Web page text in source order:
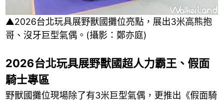
▲2026台北玩具展野獸國攤位亮點，展出3米高熊抱
哥、沒牙巨型氣偶。(攝影：鄭亦庭)
2026台北玩具展野獸國超人力霸王、假面
騎士專區
野獸國攤位現場除了有3米巨型氣偶，更推出《假面騎